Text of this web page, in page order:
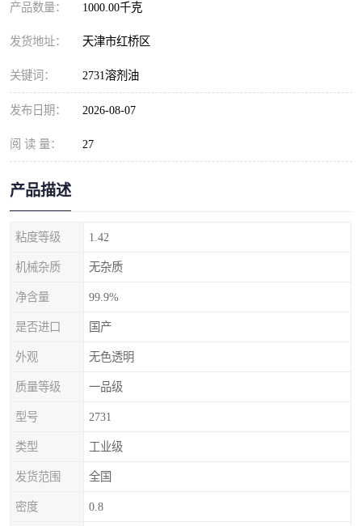
产品数量： 1000.00千克
发货地址： 天津市红桥区
关键词： 2731溶剂油
发布日期： 2026-08-07
阅 读 量： 27
产品描述
粘度等级 1.42
机械杂质 无杂质
净含量 99.9%
是否进口 国产
外观 无色透明
质量等级 一品级
型号 2731
类型 工业级
发货范围 全国
密度 0.8